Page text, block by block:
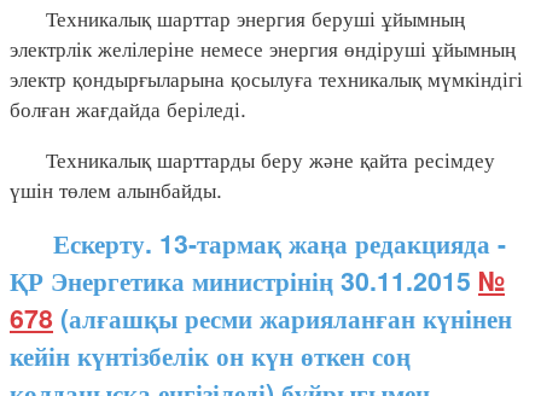
Техникалық шарттар энергия беруші ұйымның
электрлік желілеріне немесе энергия өндіруші ұйымның
электр қондырғыларына қосылуға техникалық мүмкіндігі
болған жағдайда беріледі.
Техникалық шарттарды беру және қайта ресімдеу
үшін төлем алынбайды.
Ескерту. 13-тармақ жаңа редакцияда -
ҚР Энергетика министрінің 30.11.2015 №
678 (алғашқы ресми жарияланған күнінен
кейін күнтізбелік он күн өткен соң